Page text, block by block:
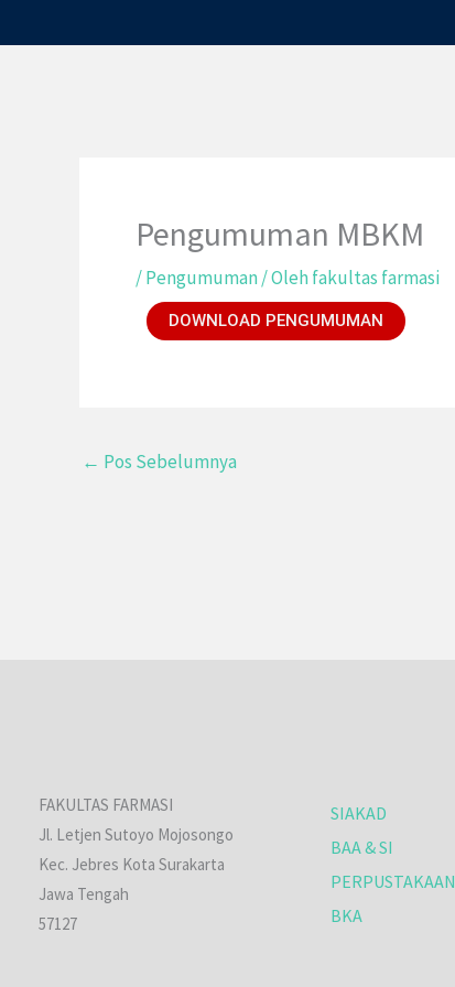
ke
Pengumuman MBKM
/Pengumuman/ Olehfakultas farmasi
DOWNLOAD PENGUMUMAN
← Pos Sebelumnya
FAKULTAS FARMASI
Jl. Letjen Sutoyo Mojosongo
Kec. Jebres Kota Surakarta
Jawa Tengah
57127
SIAKAD
BAA & SI
PERPUSTAKAAN
BKA